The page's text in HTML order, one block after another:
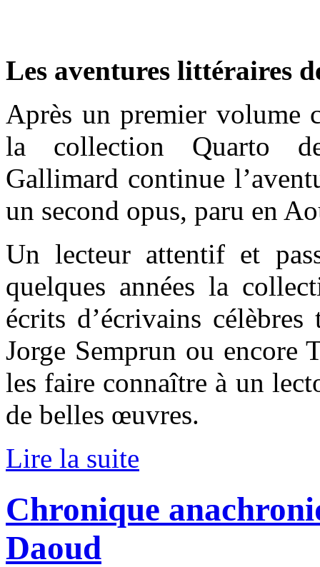
Les aventures littéraires
Après un premier volume
la collection Quarto
Gallimard continue
un second opus, paru en
Un lecteur attentif et
quelques années la
écrits d’écrivains
Jorge Semprun ou encore
les faire connaître à un
de belles œuvres.
Lire la suite
Chronique
Daoud